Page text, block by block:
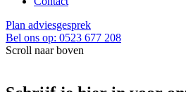
Plan adviesgesprek
Bel ons op: 0523 677 208
Scroll naar boven